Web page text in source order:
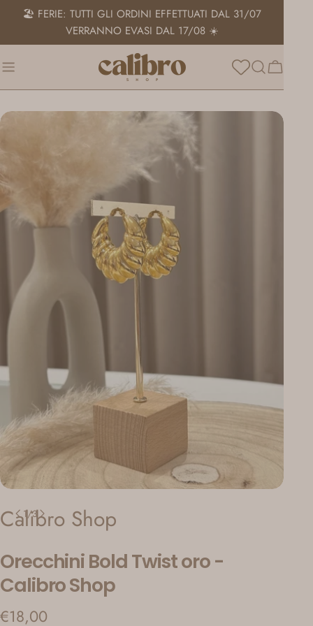
🏖️ FERIE: TUTTI GLI ORDINI EFFETTUATI DAL 31/07
VERRANNO EVASI DAL 17/08 ☀️
Carrello
Passa
informazioni
prodotto
supporto 0 in modalità modale
1/3
Calibro Shop
Orecchini Bold Twist oro -
Calibro Shop
Prezzo
€18,00